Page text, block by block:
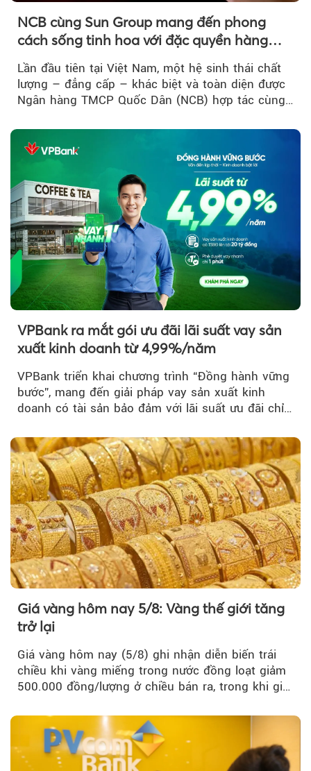
NCB cùng Sun Group mang đến phong
cách sống tinh hoa với đặc quyền hàng
đầu Việt Nam
Lần đầu tiên tại Việt Nam, một hệ sinh thái chất
lượng – đẳng cấp – khác biệt và toàn diện được
Ngân hàng TMCP Quốc Dân (NCB) hợp tác cùng
VPBank ra mắt gói ưu đãi lãi suất vay sản
xuất kinh doanh từ 4,99%/năm
VPBank triển khai chương trình “Đồng hành vững
bước”, mang đến giải pháp vay sản xuất kinh
doanh có tài sản bảo đảm với lãi suất ưu đãi chỉ
Giá vàng hôm nay 5/8: Vàng thế giới tăng
trở lại
Giá vàng hôm nay (5/8) ghi nhận diễn biến trái
chiều khi vàng miếng trong nước đồng loạt giảm
500.000 đồng/lượng ở chiều bán ra, trong khi giá
thương hiệu.